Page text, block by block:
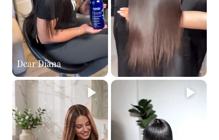
يعمل نظام العناية المنزلية من الأرغان جولد على إغلاق الطبقة الخارجية
للشعر، والحفاظ على الرطوبة داخله، وإصلاح أي تشققات أو تلف قد يكون
موجودًا في خصلات الشعر.
ما هي رائحة المجموعة؟
رائحة خفيفة من الفواكه والأزهار.